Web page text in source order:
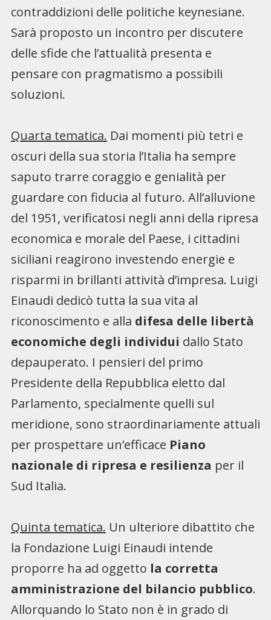
contraddizioni delle politiche keynesiane.
Sarà proposto un incontro per discutere
delle sfide che l’attualità presenta e
pensare con pragmatismo a possibili
soluzioni.
Quarta tematica. Dai momenti più tetri e
oscuri della sua storia l’Italia ha sempre
saputo trarre coraggio e genialità per
guardare con fiducia al futuro. All’alluvione
del 1951, verificatosi negli anni della ripresa
economica e morale del Paese, i cittadini
siciliani reagirono investendo energie e
risparmi in brillanti attività d’impresa. Luigi
Einaudi dedicò tutta la sua vita al
riconoscimento e alla difesa delle libertà
economiche degli individui dallo Stato
depauperato. I pensieri del primo
Presidente della Repubblica eletto dal
Parlamento, specialmente quelli sul
meridione, sono straordinariamente attuali
per prospettare un’efficace Piano
nazionale di ripresa e resilienza per il
Sud Italia.
Quinta tematica. Un ulteriore dibattito che
la Fondazione Luigi Einaudi intende
proporre ha ad oggetto la corretta
amministrazione del bilancio pubblico.
Allorquando lo Stato non è in grado di